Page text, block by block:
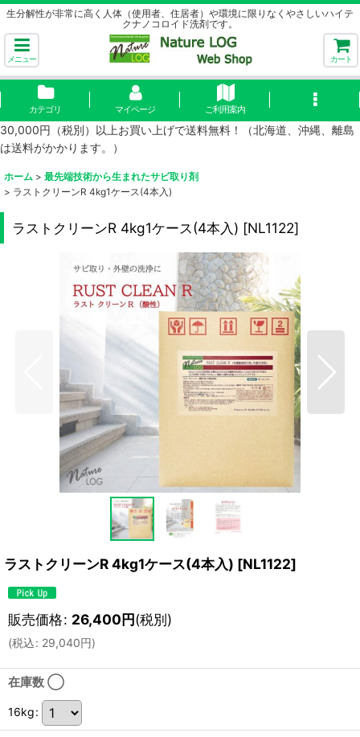
生分解性が非常に高く人体（使用者、住居者）や環境に限りなくやさしいハイテ
クナノコロイド洗剤です。
メニュー カート
カテゴリ マイページ ご利用案内
30,000円（税別）以上お買い上げで送料無料！（北海道、沖縄、離島
は送料がかかります。）
ホーム > 最先端技術から生まれたサビ取り剤
> ラストクリーンR 4kg1ケース(4本入)
ラストクリーンR 4kg1ケース(4本入) [NL1122]
ラストクリーンR 4kg1ケース(4本入) [NL1122]
販売価格: 26,400円(税別)
(税込: 29,040円)
在庫数 ◯
16kg: